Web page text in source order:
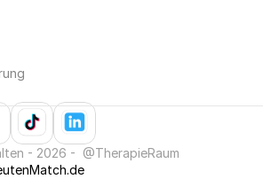
- 2026 -  @TherapieRaum